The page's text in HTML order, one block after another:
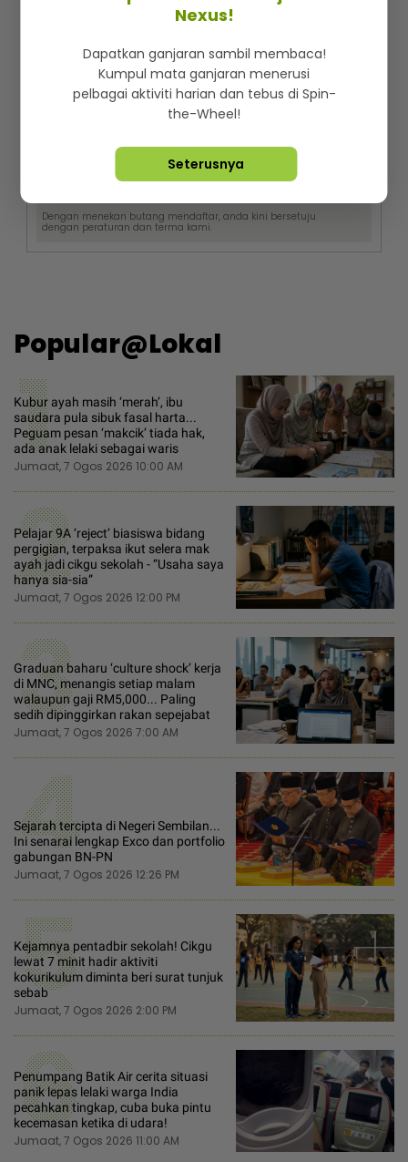
Nak cari cerita best dan trending setiap hari?
Langgan berita mStar! Percuma je!
Dengan menekan butang mendaftar, anda kini bersetuju
dengan peraturan dan terma kami.
Popular@Lokal
1
Kubur ayah masih ‘merah’, ibu
saudara pula sibuk fasal harta...
Peguam pesan ‘makcik’ tiada hak,
ada anak lelaki sebagai waris
Jumaat, 7 Ogos 2026 10:00 AM
2
Pelajar 9A ‘reject’ biasiswa bidang
pergigian, terpaksa ikut selera mak
ayah jadi cikgu sekolah - “Usaha saya
hanya sia-sia”
Jumaat, 7 Ogos 2026 12:00 PM
3
Graduan baharu ‘culture shock’ kerja
di MNC, menangis setiap malam
walaupun gaji RM5,000... Paling
sedih dipinggirkan rakan sepejabat
Jumaat, 7 Ogos 2026 7:00 AM
4
Sejarah tercipta di Negeri Sembilan...
Ini senarai lengkap Exco dan portfolio
gabungan BN-PN
Jumaat, 7 Ogos 2026 12:26 PM
5
Kejamnya pentadbir sekolah! Cikgu
lewat 7 minit hadir aktiviti
kokurikulum diminta beri surat tunjuk
sebab
Jumaat, 7 Ogos 2026 2:00 PM
6
Penumpang Batik Air cerita situasi
panik lepas lelaki warga India
pecahkan tingkap, cuba buka pintu
kecemasan ketika di udara!
Jumaat, 7 Ogos 2026 11:00 AM
Nexus!
Dapatkan ganjaran sambil membaca!
Kumpul mata ganjaran menerusi
pelbagai aktiviti harian dan tebus di Spin-
the-Wheel!
Seterusnya